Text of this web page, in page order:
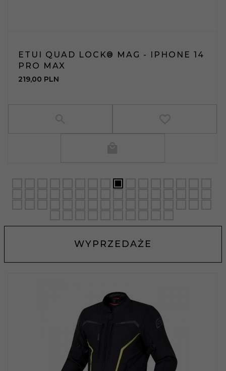
ETUI QUAD LOCK® MAG - IPHONE 14
PRO MAX
219,00 PLN
WYPRZEDAŻE